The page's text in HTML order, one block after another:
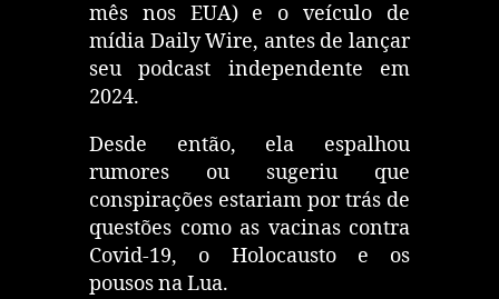
mês nos EUA) e o veículo de
mídia Daily Wire, antes de lançar
seu podcast independente em
2024.
Desde então, ela espalhou
rumores ou sugeriu que
conspirações estariam por trás de
questões como as vacinas contra
Covid-19, o Holocausto e os
pousos na Lua.